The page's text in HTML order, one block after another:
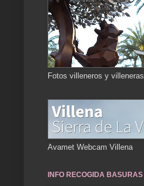
Fotos villeneros y villeneras
Avamet Webcam Villena
INFO RECOGIDA BASURAS